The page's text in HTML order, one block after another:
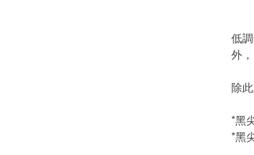
低
外
除
*黑
*黑